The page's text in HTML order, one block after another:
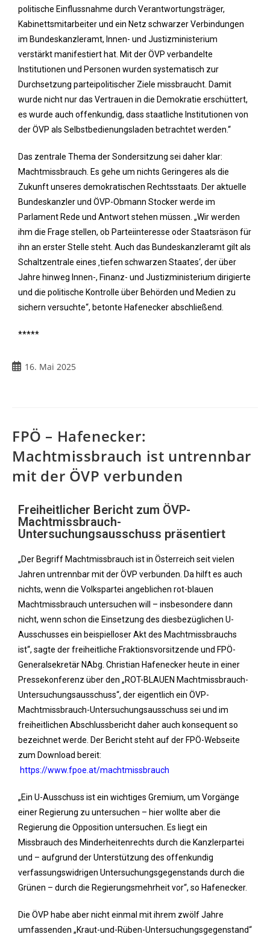
politische Einflussnahme durch Verantwortungsträger,
Kabinettsmitarbeiter und ein Netz schwarzer Verbindungen
im Bundeskanzleramt, Innen- und Justizministerium
verstärkt manifestiert hat. Mit der ÖVP verbandelte
Institutionen und Personen wurden systematisch zur
Durchsetzung parteipolitischer Ziele missbraucht. Damit
wurde nicht nur das Vertrauen in die Demokratie erschüttert,
es wurde auch offenkundig, dass staatliche Institutionen von
der ÖVP als Selbstbedienungsladen betrachtet werden.“
Das zentrale Thema der Sondersitzung sei daher klar:
Machtmissbrauch. Es gehe um nichts Geringeres als die
Zukunft unseres demokratischen Rechtsstaats. Der aktuelle
Bundeskanzler und ÖVP-Obmann Stocker werde im
Parlament Rede und Antwort stehen müssen. „Wir werden
ihm die Frage stellen, ob Parteiinteresse oder Staatsräson für
ihn an erster Stelle steht. Auch das Bundeskanzleramt gilt als
Schaltzentrale eines ‚tiefen schwarzen Staates‘, der über
Jahre hinweg Innen-, Finanz- und Justizministerium dirigierte
und die politische Kontrolle über Behörden und Medien zu
sichern versuchte“, betonte Hafenecker abschließend.
*****
16. Mai 2025
FPÖ – Hafenecker:
Machtmissbrauch ist untrennbar
mit der ÖVP verbunden
Freiheitlicher Bericht zum ÖVP-
Machtmissbrauch-
Untersuchungsausschuss präsentiert
„Der Begriff Machtmissbrauch ist in Österreich seit vielen
Jahren untrennbar mit der ÖVP verbunden. Da hilft es auch
nichts, wenn die Volkspartei angeblichen rot-blauen
Machtmissbrauch untersuchen will – insbesondere dann
nicht, wenn schon die Einsetzung des diesbezüglichen U-
Ausschusses ein beispielloser Akt des Machtmissbrauchs
ist“, sagte der freiheitliche Fraktionsvorsitzende und FPÖ-
Generalsekretär NAbg. Christian Hafenecker heute in einer
Pressekonferenz über den „ROT-BLAUEN Machtmissbrauch-
Untersuchungsausschuss“, der eigentlich ein ÖVP-
Machtmissbrauch-Untersuchungsausschuss sei und im
freiheitlichen Abschlussbericht daher auch konsequent so
bezeichnet werde. Der Bericht steht auf der FPÖ-Webseite
zum Download bereit:
https://www.fpoe.at/machtmissbrauch
„Ein U-Ausschuss ist ein wichtiges Gremium, um Vorgänge
einer Regierung zu untersuchen – hier wollte aber die
Regierung die Opposition untersuchen. Es liegt ein
Missbrauch des Minderheitenrechts durch die Kanzlerpartei
und – aufgrund der Unterstützung des offenkundig
verfassungswidrigen Untersuchungsgegenstands durch die
Grünen – durch die Regierungsmehrheit vor“, so Hafenecker.
Die ÖVP habe aber nicht einmal mit ihrem zwölf Jahre
umfassenden „Kraut-und-Rüben-Untersuchungsgegenstand“